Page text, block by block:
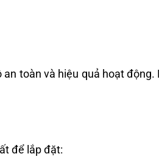
toàn và hiệu quả hoạt
để lắp đặt: